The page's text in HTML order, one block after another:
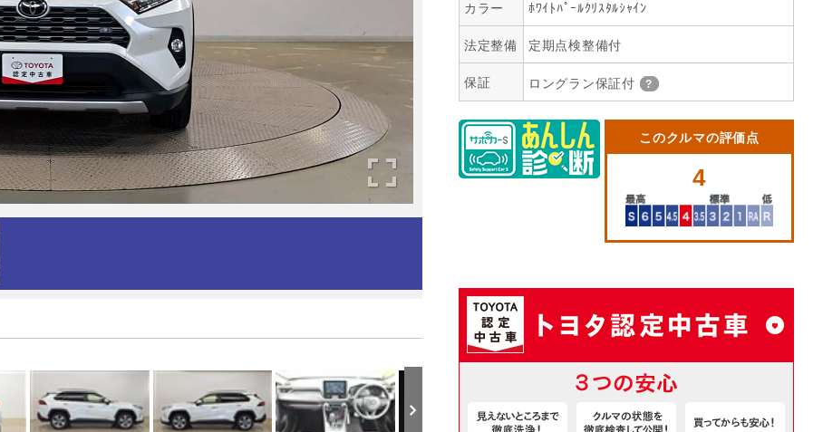
カラー ﾎﾜｲﾄﾊﾟｰﾙｸﾘｽﾀﾙｼｬｲﾝ
法定整備 定期点検整備付
保証 ロングラン保証付
このクルマの評価点
4